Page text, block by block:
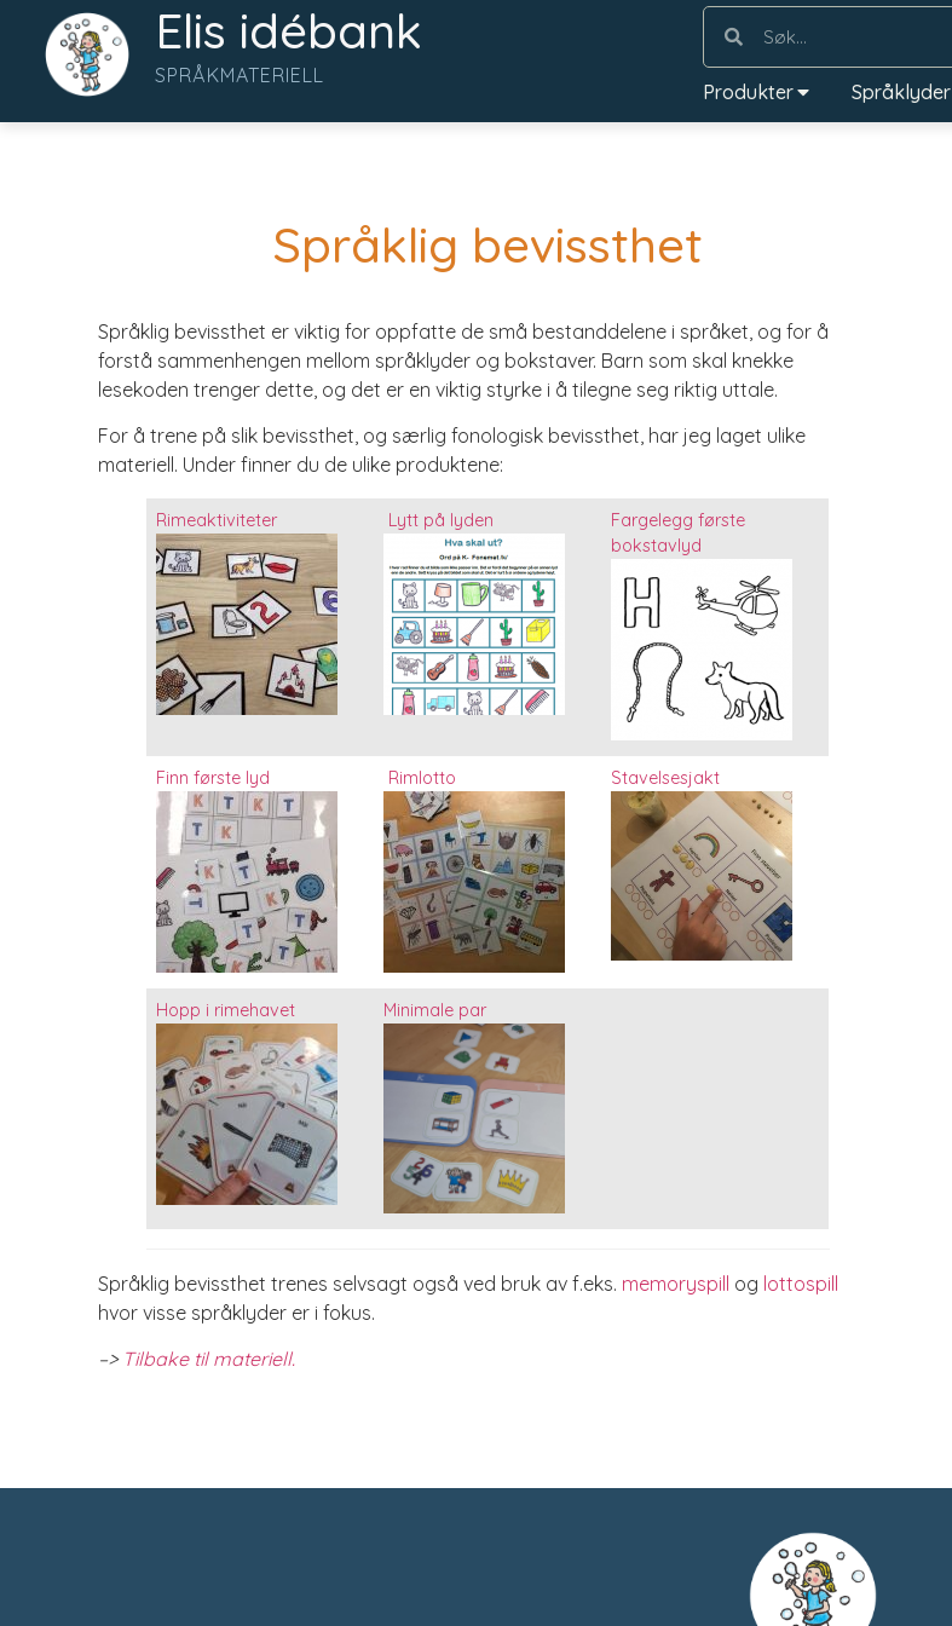
Elis idébank
SPRÅKMATERIELL
Produkter Språklyder
Språklig bevissthet
Språklig bevissthet er viktig for oppfatte de små bestanddelene i språket, og for å
forstå sammenhengen mellom språklyder og bokstaver. Barn som skal knekke
lesekoden trenger dette, og det er en viktig styrke i å tilegne seg riktig uttale.
For å trene på slik bevissthet, og særlig fonologisk bevissthet, har jeg laget ulike
materiell. Under finner du de ulike produktene:
Rimeaktiviteter Lytt på lyden
Fargelegg første
bokstavlyd
Finn første lyd Rimlotto Stavelsesjakt
Hopp i rimehavet Minimale par
Språklig bevissthet trenes selvsagt også ved bruk av f.eks. memoryspill og lottospill
hvor visse språklyder er i fokus.
–> Tilbake til materiell.